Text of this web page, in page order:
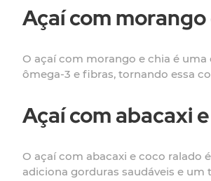
Açaí com morango
O açaí com morango e chia é
ômega-3 e fibras, tornando essa
Açaí com abacaxi
O açaí com abacaxi e coco ralado
adiciona gorduras saudáveis e